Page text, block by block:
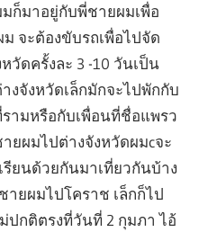
ก็มาอยู่กับพี่ชายผมเพื่อ
จะต้องขับรถเพื่อไปจัด
วัดครั้งละ 3 -10 วันเป็น
งจังหวัดเล็กมักจะไปพักกับ
ามหรือกับเพื่อนที่ชื่อแพรว
ยผมไปต่างจังหวัดผมcจะ
ยนด้วยกันมาเที่ยวกันบ้าง
ยผมไปโคราช เล็กก็ไป
กติตรงที่วันที่ 2 กุมภา ไอ้